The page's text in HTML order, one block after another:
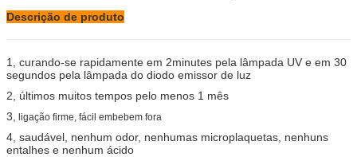
Descrição de produto
1, curando-se rapidamente em 2minutes pela lâmpada UV e em 30
segundos pela lâmpada do diodo emissor de luz
2, últimos muitos tempos pelo menos 1 mês
3,
ligação firme, fácil embebem fora
4, saudável, nenhum odor, nenhumas microplaquetas, nenhuns
entalhes e nenhum ácido